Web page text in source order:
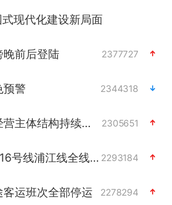
现代化建设新局面
晚前后登陆 2377727
预警 2344318
上半年我国经营主体结构持续优化 2305651
上海：5号线16号线浦江线全线停运 2293184
运班次全部停运 2278294